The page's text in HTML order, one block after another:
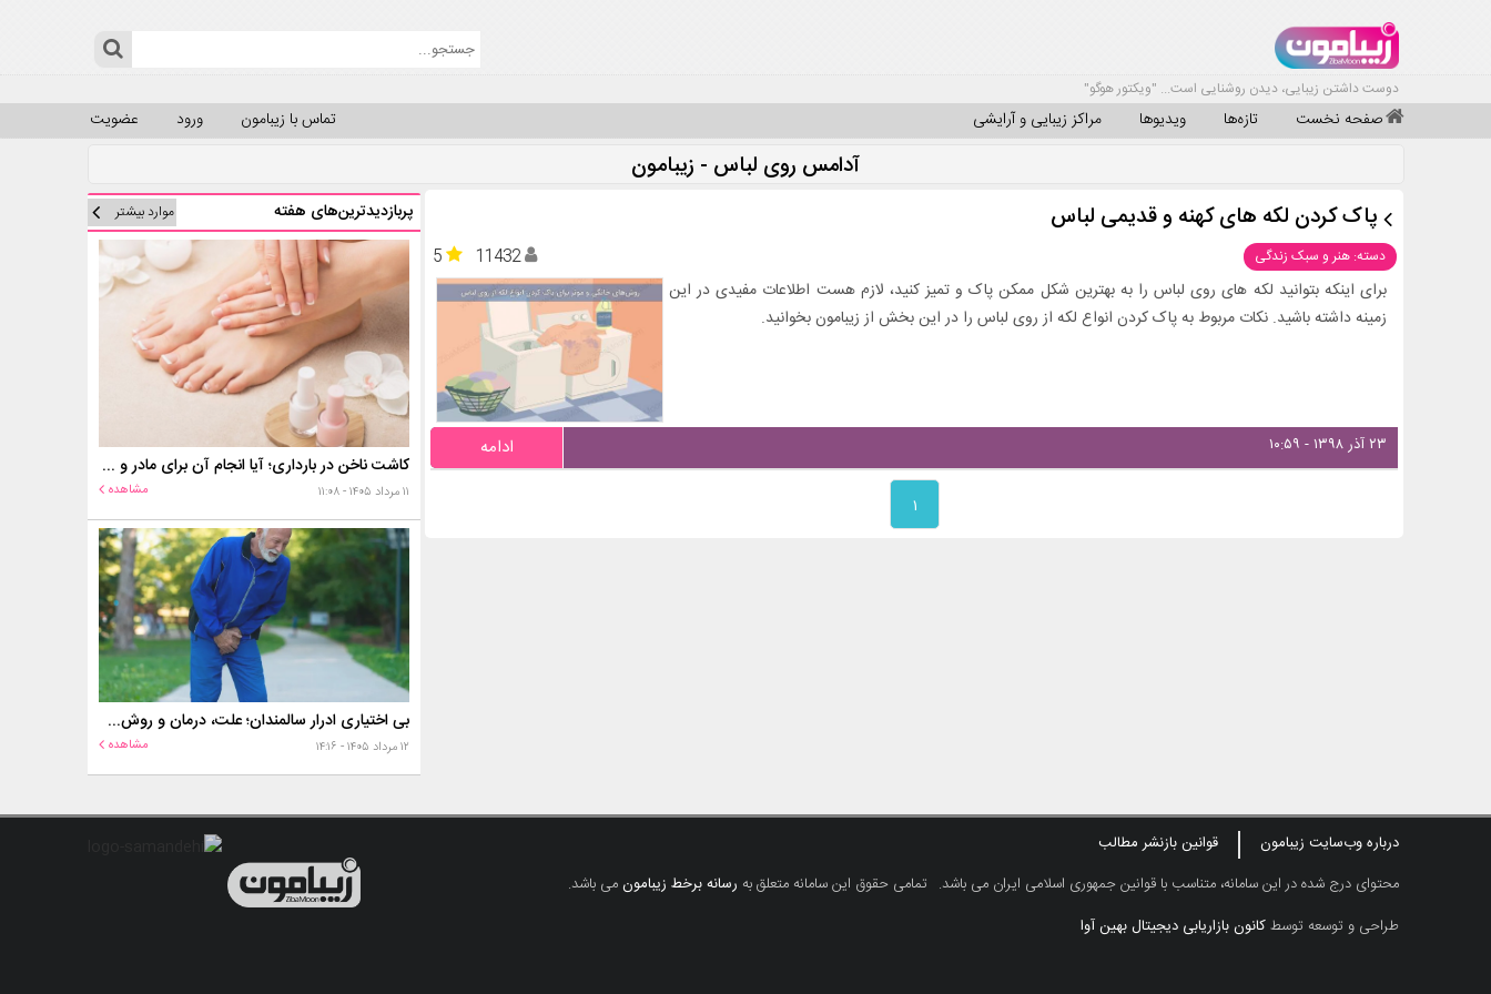
دوست داشتن زیبایی، دیدن روشنایی است... "ویکتور هوگو"
صفحه نخست تازه‌ها ویدیوها مراکز زیبایی و آرایشی عضویت ورود تماس با زیبامون
آدامس روی لباس - زیبامون
پاک کردن لکه های کهنه و قدیمی لباس
دسته: هنر و سبک زندگی 5
11432
برای اینکه بتوانید لکه های روی لباس را به بهترین شکل ممکن پاک و تمیز کنید، لازم هست اطلاعات مفیدی در این
زمینه داشته باشید. نکات مربوط به پاک کردن انواع لکه از روی لباس را در این بخش از زیبامون بخوانید.
۲۳ آذر ۱۳۹۸ - ۱۰:۵۹ ادامه
۱
پربازدیدترین‌های هفته موارد بیشتر
کاشت ناخن در بارداری؛ آیا انجام آن برای مادر و جنین خطر دارد؟
۱۱ مرداد ۱۴۰۵ - ۱۱:۰۸ مشاهده
بی اختیاری ادرار سالمندان؛ علت، درمان و روش‌های کنترل در منزل
۱۲ مرداد ۱۴۰۵ - ۱۴:۱۶ مشاهده
درباره وب‌سایت زیبامون
قوانین بازنشر مطالب
محتوای درج شده در این سامانه، متناسب با قوانین جمهوری اسلامی ایران می باشد. تمامی حقوق این سامانه متعلق به رسانه برخط زیبامونمی باشد.
طراحی و توسعه توسطکانون بازاریابی دیجیتال بهین آوا